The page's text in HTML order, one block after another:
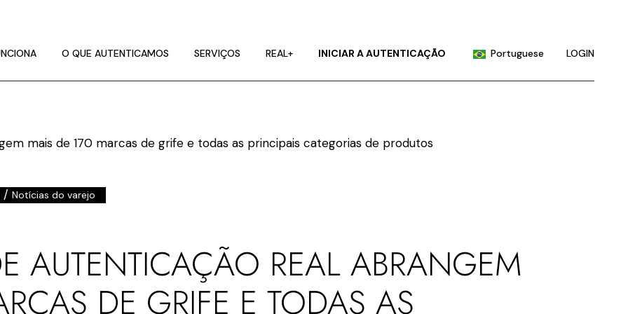
O QUE AUTENTICAMOS SERVIÇOS REAL+ INICIAR A AUTENTICAÇÃO Portuguese
Korean
LOGIN
DE IMAGEM
Chinese (China)
/ Notícias do varejo
AUTENTICAÇÃO REAL ABRANGEM
DE GRIFE E TODAS AS